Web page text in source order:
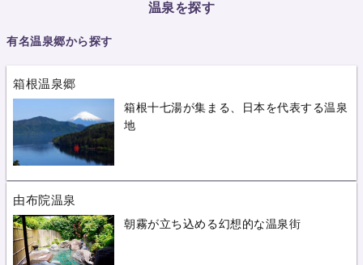
温泉を探す
有名温泉郷から探す
箱根温泉郷
箱根十七湯が集まる、日本を代表する温泉
地
由布院温泉
朝霧が立ち込める幻想的な温泉街